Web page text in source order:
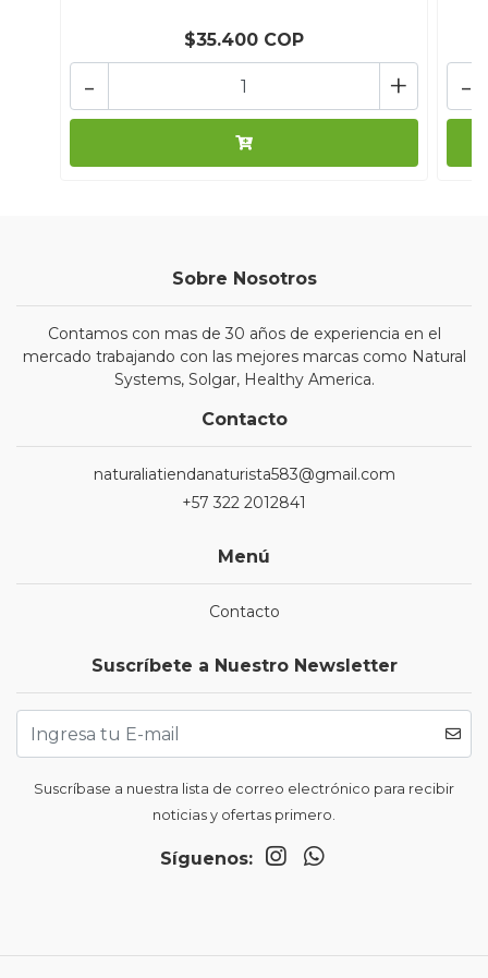
$35.400 COP
+
- -
Sobre Nosotros
Contamos con mas de 30 años de experiencia en el
mercado trabajando con las mejores marcas como Natural
Systems, Solgar, Healthy America.
Contacto
naturaliatiendanaturista583@gmail.com
+57 322 2012841
Menú
Contacto
Suscríbete a Nuestro Newsletter
Suscríbase a nuestra lista de correo electrónico para recibir
noticias y ofertas primero.
Síguenos: